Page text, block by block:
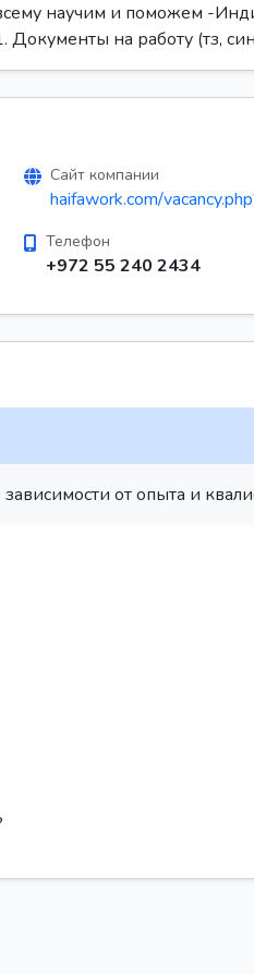
научим и поможем -
Документы на работу (тз,
Сайт компании
haifawork.com/
Телефон
+972 55 240 2434
от опыта и